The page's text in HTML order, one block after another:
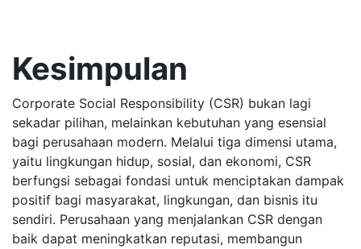
Kesimpulan
Corporate Social Responsibility (CSR) bukan lagi
sekadar pilihan, melainkan kebutuhan yang esensial
bagi perusahaan modern. Melalui tiga dimensi utama,
yaitu lingkungan hidup, sosial, dan ekonomi, CSR
berfungsi sebagai fondasi untuk menciptakan dampak
positif bagi masyarakat, lingkungan, dan bisnis itu
sendiri. Perusahaan yang menjalankan CSR dengan
baik dapat meningkatkan reputasi, membangun